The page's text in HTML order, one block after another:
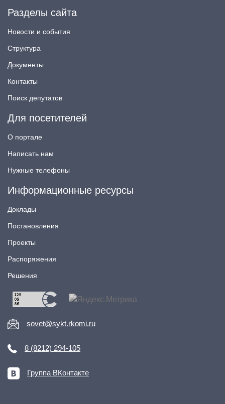
Разделы сайта
Новости и события
Структура
Документы
Контакты
Поиск депутатов
Для посетителей
О портале
Написать нам
Нужные телефоны
Информационные ресурсы
Доклады
Постановления
Проекты
Распоряжения
Решения
sovet@sykt.rkomi.ru
8 (8212) 294-105
Группа ВКонтакте